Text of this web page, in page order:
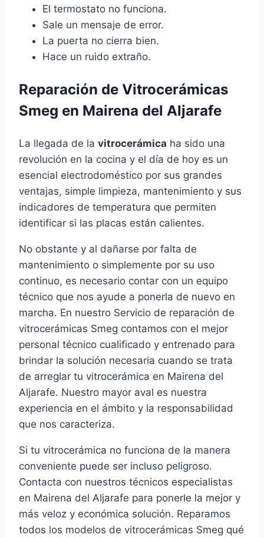
El termostato no funciona.
Sale un mensaje de error.
La puerta no cierra bien.
Hace un ruido extraño.
Reparación de Vitrocerámicas
Smeg en Mairena del Aljarafe
La llegada de la vitrocerámica ha sido una
revolución en la cocina y el día de hoy es un
esencial electrodoméstico por sus grandes
ventajas, simple limpieza, mantenimiento y sus
indicadores de temperatura que permiten
identificar si las placas están calientes.
No obstante y al dañarse por falta de
mantenimiento o simplemente por su uso
continuo, es necesario contar con un equipo
técnico que nos ayude a ponerla de nuevo en
marcha. En nuestro Servicio de reparación de
vitrocerámicas Smeg contamos con el mejor
personal técnico cualificado y entrenado para
brindar la solución necesaria cuando se trata
de arreglar tu vitrocerámica en Mairena del
Aljarafe. Nuestro mayor aval es nuestra
experiencia en el ámbito y la responsabilidad
que nos caracteriza.
Si tu vitrocerámica no funciona de la manera
conveniente puede ser incluso peligroso.
Contacta con nuestros técnicos especialistas
en Mairena del Aljarafe para ponerle la mejor y
más veloz y económica solución. Reparamos
todos los modelos de vitrocerámicas Smeg qué